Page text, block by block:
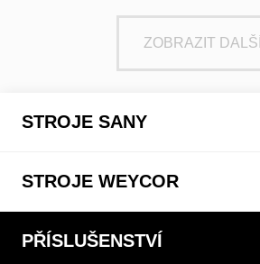
ZOBRAZIT DALŠÍ
STROJE SANY
STROJE WEYCOR
PŘÍSLUŠENSTVÍ